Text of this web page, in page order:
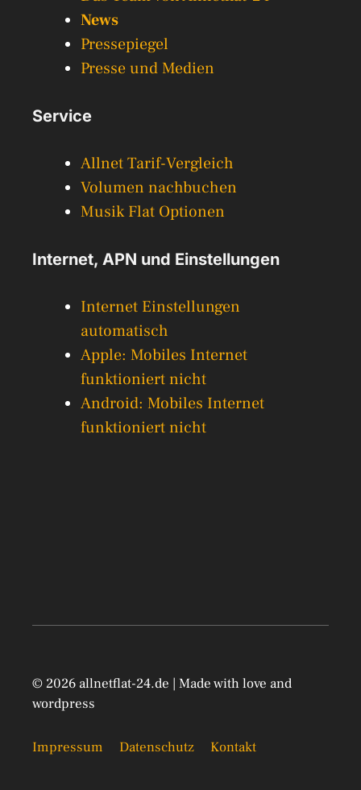
News
Pressepiegel
Presse und Medien
Service
Allnet Tarif-Vergleich
Volumen nachbuchen
Musik Flat Optionen
Internet, APN und Einstellungen
Internet Einstellungen
automatisch
Apple: Mobiles Internet
funktioniert nicht
Android: Mobiles Internet
funktioniert nicht
© 2026 allnetflat-24.de | Made with love and
wordpress
Impressum Datenschutz Kontakt